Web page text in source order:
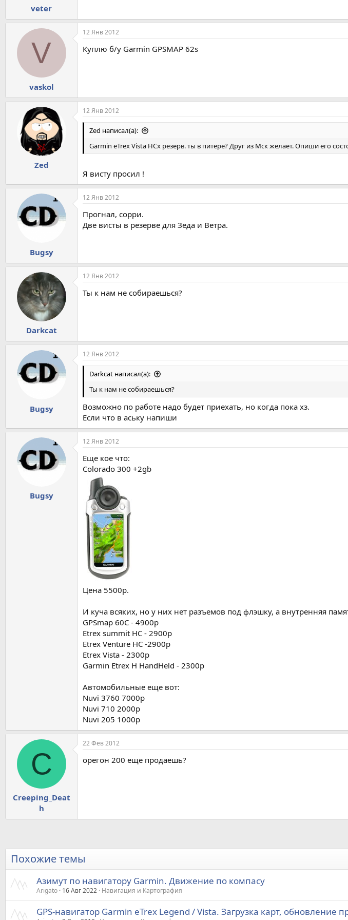
veter
V
vaskol
12 Янв 2012
Куплю б/у Garmin GPSMAP 62s
Zed
12 Янв 2012
Zed написал(а):
Garmin eTrex Vista HCx резерв. ты в питере? Друг из Мск желает. Опиши его
Я висту просил !
Bugsy
12 Янв 2012
Прогнал, сорри.
Две висты в резерве для Зеда и Ветра.
Darkcat
12 Янв 2012
Ты к нам не собираешься?
Bugsy
12 Янв 2012
Darkcat написал(а):
Ты к нам не собираешься?
Возможно по работе надо будет приехать, но когда пока хз.
Если что в аську напиши
Bugsy
12 Янв 2012
Еще кое что:
Colorado 300 +2gb
Цена 5500р.
И куча всяких, но у них нет разъемов под флэшку, а внутренняя
GPSmap 60C - 4900p
Etrex summit HC - 2900p
Etrex Venture HC -2900p
Etrex Vista - 2300р
Garmin Etrex H HandHeld - 2300р
Автомобильные еще вот:
Nuvi 3760 7000р
Nuvi 710 2000р
Nuvi 205 1000р
C
Creeping_Deat
h
22 Фев 2012
орегон 200 еще продаешь?
Похожие темы
Азимут по навигатору Garmin. Движение по компасу
Arigato 16 Авг 2022 Навигация и Картография
GPS-навигатор Garmin eTrex Legend / Vista. Загрузка карт, обновление